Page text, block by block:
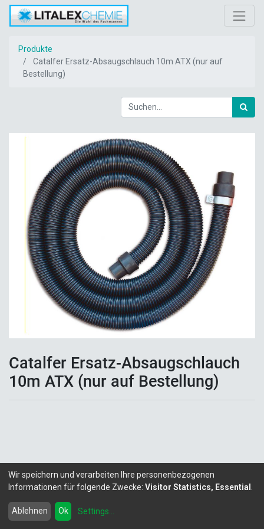
Produkte
Catalfer Ersatz-Absaugschlauch 10m ATX (nur auf
Bestellung)
Catalfer Ersatz-Absaugschlauch
10m ATX (nur auf Bestellung)
Powered by
- Die #1
Wir speichern und verarbeiten Ihre personenbezogenen
Informationen für folgende Zwecke: Visitor Statistics, Essential
Ablehnen Ok Settings...